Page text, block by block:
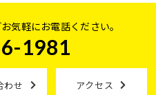
気軽にお電話ください。
1981
わせ アクセス